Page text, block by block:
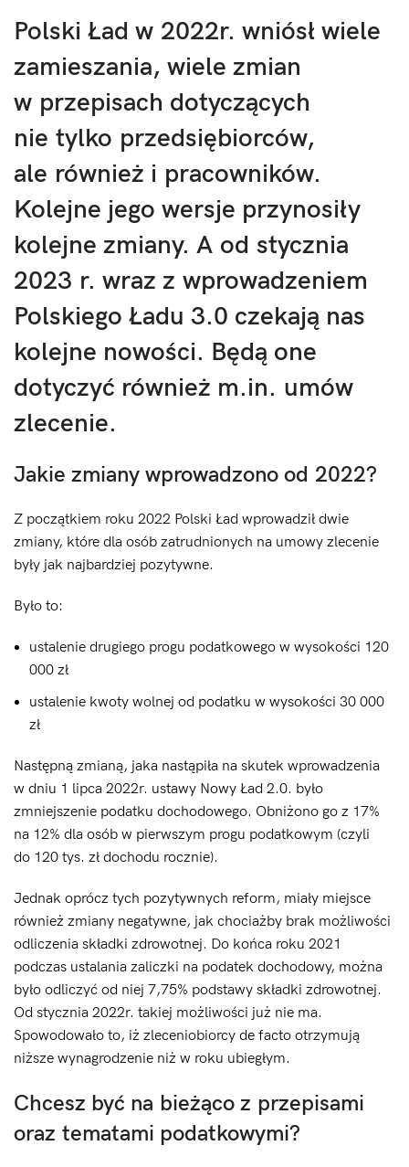
Polski Ład w 2022r. wniósł wiele
zamieszania, wiele zmian
w przepisach dotyczących
nie tylko przedsiębiorców,
ale również i pracowników.
Kolejne jego wersje przynosiły
kolejne zmiany. A od stycznia
2023 r. wraz z wprowadzeniem
Polskiego Ładu 3.0 czekają nas
kolejne nowości. Będą one
dotyczyć również m.in. umów
zlecenie.
Jakie zmiany wprowadzono od 2022?
Z początkiem roku 2022 Polski Ład wprowadził dwie
zmiany, które dla osób zatrudnionych na umowy zlecenie
były jak najbardziej pozytywne.
Było to:
ustalenie drugiego progu podatkowego w wysokości 120
000 zł
ustalenie kwoty wolnej od podatku w wysokości 30 000
zł
Następną zmianą, jaka nastąpiła na skutek wprowadzenia
w dniu 1 lipca 2022r. ustawy Nowy Ład 2.0. było
zmniejszenie podatku dochodowego. Obniżono go z 17%
na 12% dla osób w pierwszym progu podatkowym (czyli
do 120 tys. zł dochodu rocznie).
Jednak oprócz tych pozytywnych reform, miały miejsce
również zmiany negatywne, jak chociażby brak możliwości
odliczenia składki zdrowotnej. Do końca roku 2021
podczas ustalania zaliczki na podatek dochodowy, można
było odliczyć od niej 7,75% podstawy składki zdrowotnej.
Od stycznia 2022r. takiej możliwości już nie ma.
Spowodowało to, iż zleceniobiorcy de facto otrzymują
niższe wynagrodzenie niż w roku ubiegłym.
Chcesz być na bieżąco z przepisami
oraz tematami podatkowymi?